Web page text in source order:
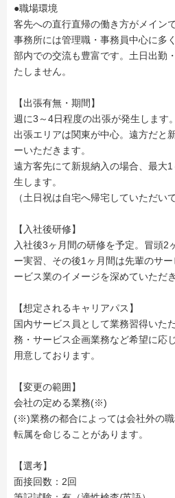
●職場環境
客先への直行直帰の働き方がメインで
事務所には管理職・事務員中心に多
部内での交流も豊富です。土日出勤
たしません。
【出張有無・期間】
週に3～4日程度の出張が発生します。
出張エリアは関東が中心。遠方だと
ーいただきます。
遠方客先にて新規納入の場合、最大
生します。
（土日祝は自宅へ帰宅していただい
【入社後研修】
入社後3ヶ月間の研修を予定。冒頭2
ー実習、その後1ヶ月間は先輩のサ
ービス業のイメージを深めていただき
【想定されるキャリアパス】
国内サービス員として業務習得いた
務・サービス企画業務など希望に応
用意しております。
【変更の範囲】
会社の定める業務(※)
(※)業務の都合によっては会社外の
転属を命じることがあります。
【選考】
面接回数：2回